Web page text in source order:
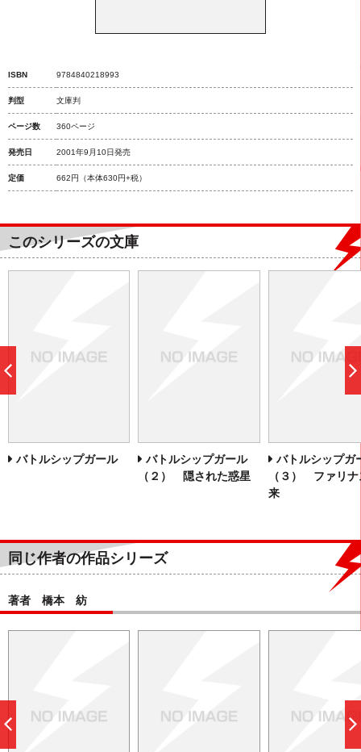
ISBN 9784840218993
判型 文庫判
ページ数 360ページ
発売日 2001年9月10日発売
定価 662円 （本体630円+税）
このシリーズの文庫
バトルシップガール
バトルシップガール
（２） 隠された惑星
バトルシップガ
（３） ファリナ
来
同じ作者の作品シリーズ
著者 橋本 紡